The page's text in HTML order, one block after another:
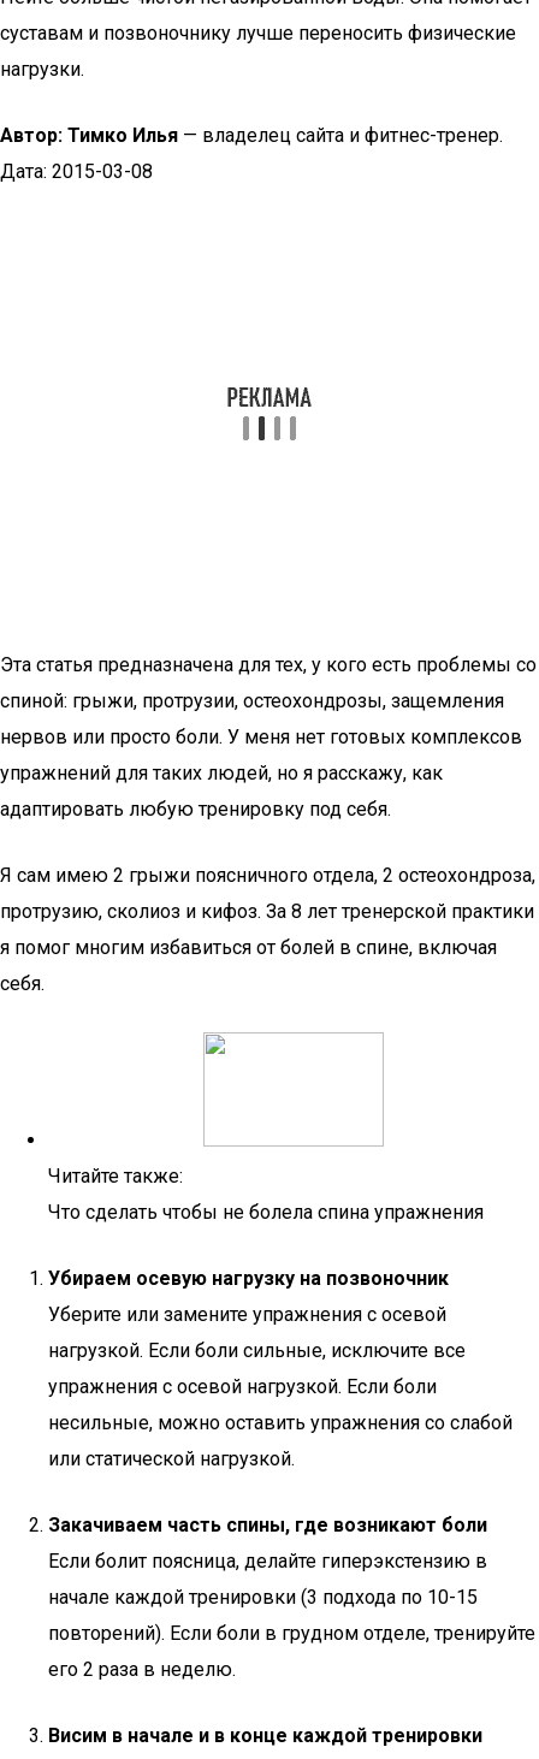
суставам и позвоночнику лучше переносить физические
нагрузки.
Автор: Тимко Илья — владелец сайта и фитнес-тренер.
Дата: 2015-03-08
Эта статья предназначена для тех, у кого есть проблемы со
спиной: грыжи, протрузии, остеохондрозы, защемления
нервов или просто боли. У меня нет готовых комплексов
упражнений для таких людей, но я расскажу, как
адаптировать любую тренировку под себя.
Я сам имею 2 грыжи поясничного отдела, 2 остеохондроза,
протрузию, сколиоз и кифоз. За 8 лет тренерской практики
я помог многим избавиться от болей в спине, включая
себя.
Читайте также:
Что сделать чтобы не болела спина упражнения
Убираем осевую нагрузку на позвоночник
Уберите или замените упражнения с осевой
нагрузкой. Если боли сильные, исключите все
упражнения с осевой нагрузкой. Если боли
несильные, можно оставить упражнения со слабой
или статической нагрузкой.
Закачиваем часть спины, где возникают боли
Если болит поясница, делайте гиперэкстензию в
начале каждой тренировки (3 подхода по 10-15
повторений). Если боли в грудном отделе, тренируйте
его 2 раза в неделю.
Висим в начале и в конце каждой тренировки